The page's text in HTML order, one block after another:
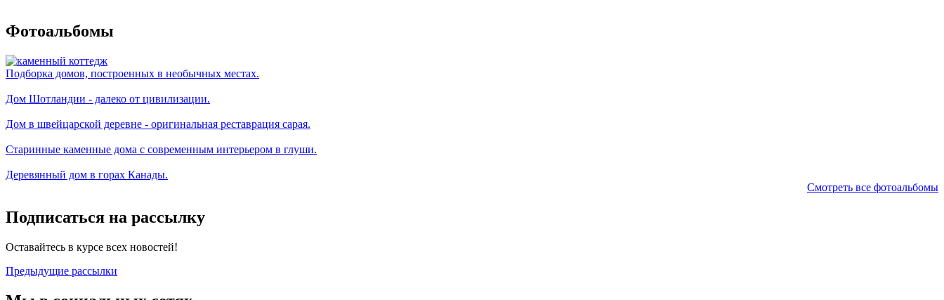
Фотоальбомы
Подборка домов, построенных в необычных местах.
Дом Шотландии - далеко от цивилизации.
Дом в швейцарской деревне - оригинальная реставрация сарая.
Старинные каменные дома с современным интерьером в глуши.
Деревянный дом в горах Канады.
Смотреть все фотоальбомы
Подписаться на рассылку
Оставайтесь в курсе всех новостей!
Предыдущие рассылки